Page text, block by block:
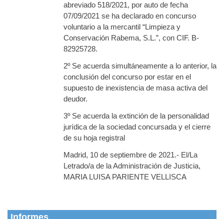
abreviado 518/2021, por auto de fecha
07/09/2021 se ha declarado en concurso
voluntario a la mercantil “Limpieza y
Conservación Rabema, S.L.”, con CIF. B-
82925728.
2º Se acuerda simultáneamente a lo anterior, la
conclusión del concurso por estar en el
supuesto de inexistencia de masa activa del
deudor.
3º Se acuerda la extinción de la personalidad
jurídica de la sociedad concursada y el cierre
de su hoja registral
Madrid, 10 de septiembre de 2021.- El/La
Letrado/a de la Administración de Justicia,
MARIA LUISA PARIENTE VELLISCA
Informes